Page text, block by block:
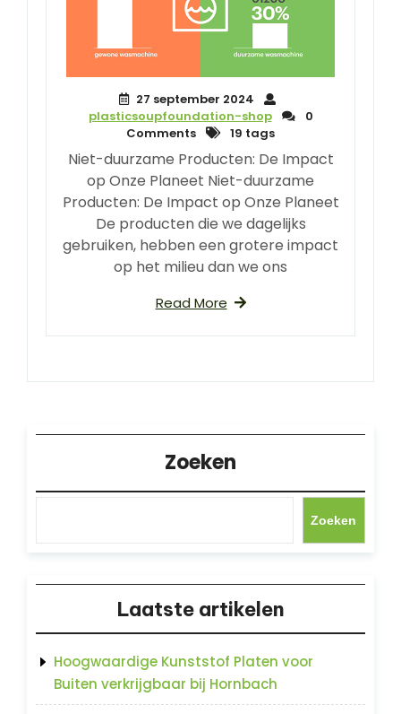
27 september 2024
plasticsoupfoundation-shop
0
Comments
19 tags
Niet-duurzame Producten: De Impact
op Onze Planeet Niet-duurzame
Producten: De Impact op Onze Planeet
De producten die we dagelijks
gebruiken, hebben een grotere impact
op het milieu dan we ons
Read More
Zoeken
Zoeken
Laatste artikelen
Hoogwaardige Kunststof Platen voor
Buiten verkrijgbaar bij Hornbach